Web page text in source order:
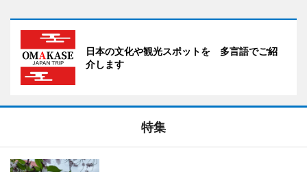
日本の文化や観光スポットを 多言語でご紹
介します
特集